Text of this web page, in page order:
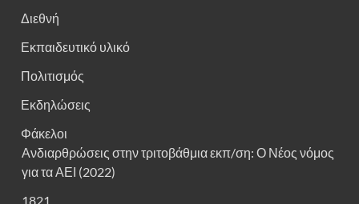
Διεθνή
Εκπαιδευτικό υλικό
Πολιτισμός
Εκδηλώσεις
Φάκελοι
Ανδιαρθρώσεις στην τριτοβάθμια εκπ/ση: Ο Νέος νόμος
για τα ΑΕΙ (2022)
1821